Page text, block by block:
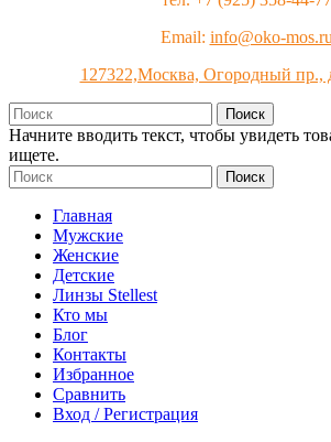
Email: info@oko-mos.ru
127322,Москва, Огородный пр.,
Поиск
Начните вводить текст, чтобы увидеть
ищете.
Поиск
Главная
Мужские
Женские
Детские
Линзы Stellest
Кто мы
Блог
Контакты
Избранное
Сравнить
Вход / Регистрация